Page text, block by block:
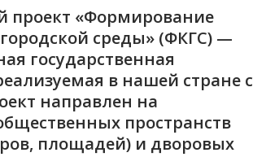
проект «Формирование
среды» (ФКГС) —
государственная
в нашей стране с
направлен на
пространств
площадей) и дворовых